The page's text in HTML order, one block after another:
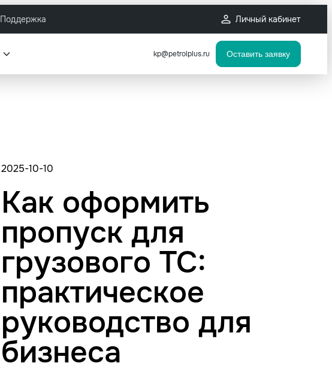
Поддержка Личный кабинет
kp@petrolplus.ru Оставить заявку
2025-10-10
Как оформить
пропуск для
грузового ТС:
практическое
руководство для
бизнеса